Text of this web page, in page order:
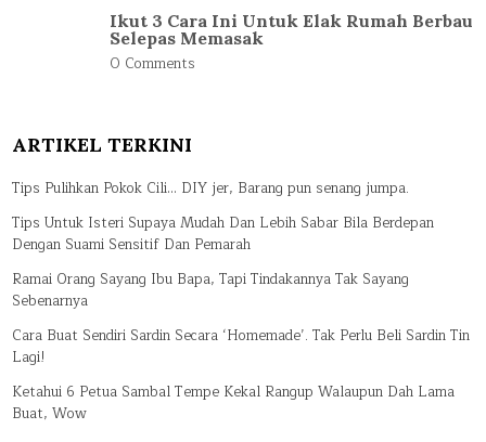
Ikut 3 Cara Ini Untuk Elak Rumah Berbau
Selepas Memasak
0 Comments
ARTIKEL TERKINI
Tips Pulihkan Pokok Cili… DIY jer, Barang pun senang jumpa.
Tips Untuk Isteri Supaya Mudah Dan Lebih Sabar Bila Berdepan
Dengan Suami Sensitif Dan Pemarah
Ramai Orang Sayang Ibu Bapa, Tapi Tindakannya Tak Sayang
Sebenarnya
Cara Buat Sendiri Sardin Secara ‘Homemade’. Tak Perlu Beli Sardin Tin
Lagi!
Ketahui 6 Petua Sambal Tempe Kekal Rangup Walaupun Dah Lama
Buat, Wow